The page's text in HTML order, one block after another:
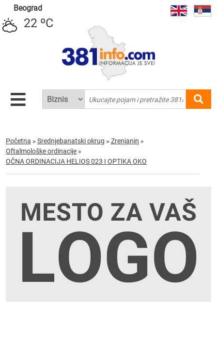
Beograd
22 ºC
Početna » Srednjebanatski okrug » Zrenjanin »
Oftalmološke ordinacije »
OČNA ORDINACIJA HELIOS 023 I OPTIKA OKO